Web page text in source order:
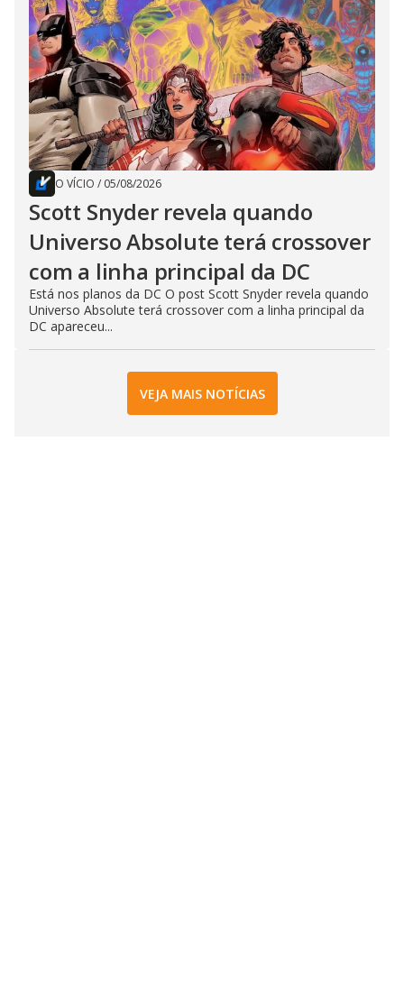
O VÍCIO / 05/08/2026
Scott Snyder revela quando
Universo Absolute terá crossover
com a linha principal da DC
Está nos planos da DC O post Scott Snyder revela quando
Universo Absolute terá crossover com a linha principal da
DC apareceu...
VEJA MAIS NOTÍCIAS